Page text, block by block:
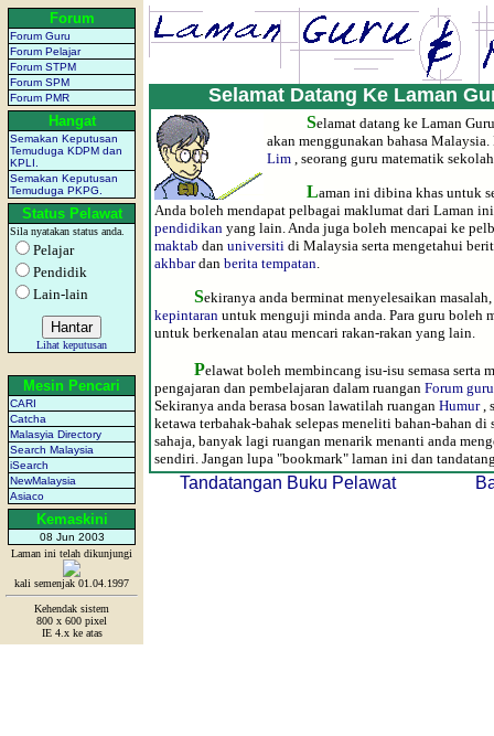
Forum
Forum Guru
Forum Pelajar
Forum STPM
Forum SPM
Forum PMR
Hangat
Semakan Keputusan
Temuduga KDPM dan
KPLI.
Semakan Keputusan
Temuduga PKPG.
Status Pelawat
Sila nyatakan status anda.
Pelajar
Pendidik
Lain-lain
Lihat keputusan
Mesin Pencari
CARI
Catcha
Malasyia Directory
Search Malaysia
iSearch
NewMalaysia
Asiaco
Kemaskini
08 Jun 2003
Laman ini telah dikunjungi
kali semenjak 01.04.1997
Kehendak sistem
800 x 600 pixel
IE 4.x ke atas
Selamat Datang Ke Laman
Selamat datang ke Laman
akan menggunakan bahasa
Lim , seorang guru matematik
Laman ini dibina khas untuk
Anda boleh mendapat pelbagai maklumat dari Laman
pendidikan yang lain. Anda juga boleh mencapai ke
maktab dan universiti di Malaysia serta mengetahui
akhbardan berita tempatan.
Sekiranya anda berminat menyelesaikan
kepintaran untuk menguji minda anda. Para guru boleh
untuk berkenalan atau mencari rakan-rakan yang lain.
Pelawat boleh membincang isu-isu semasa serta
pengajaran dan pembelajaran dalam ruangan Forum guru
Sekiranya anda berasa bosan lawatilah ruangan Humur,
ketawa terbahak-bahak selepas meneliti bahan-bahan di
sahaja, banyak lagi ruangan menarik menanti anda
sendiri. Jangan lupa "bookmark" laman ini dan
Tandatangan Buku Pelawat